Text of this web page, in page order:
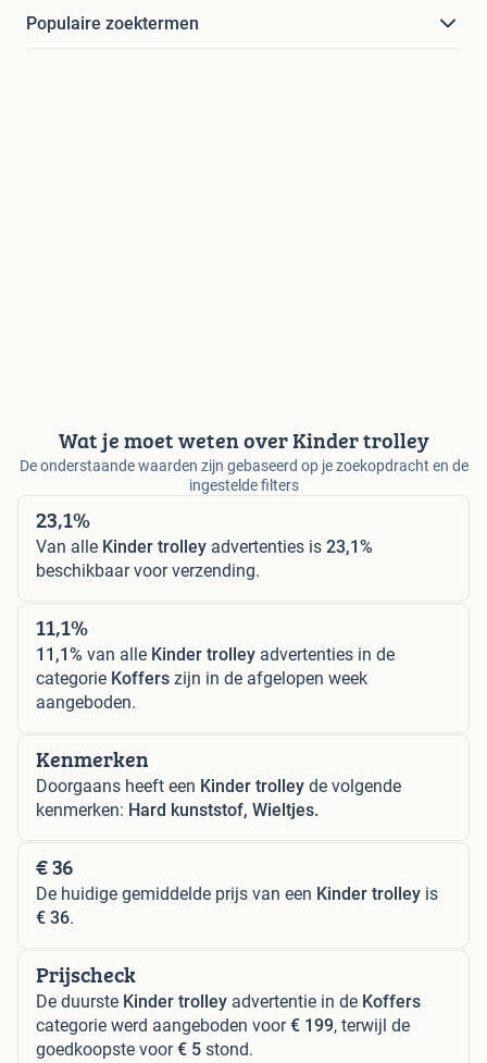
Populaire zoektermen
Wat je moet weten over Kinder trolley
De onderstaande waarden zijn gebaseerd op je zoekopdracht en de
ingestelde filters
23,1%
Van alle Kinder trolley advertenties is 23,1%
beschikbaar voor verzending.
11,1%
11,1% van alle Kinder trolley advertenties in de
categorie Koffers zijn in de afgelopen week
aangeboden.
Kenmerken
Doorgaans heeft een Kinder trolley de volgende
kenmerken: Hard kunststof, Wieltjes.
€ 36
De huidige gemiddelde prijs van een Kinder trolley is
€ 36.
Prijscheck
De duurste Kinder trolley advertentie in de Koffers
categorie werd aangeboden voor€ 199, terwijl de
goedkoopste voor€ 5 stond.